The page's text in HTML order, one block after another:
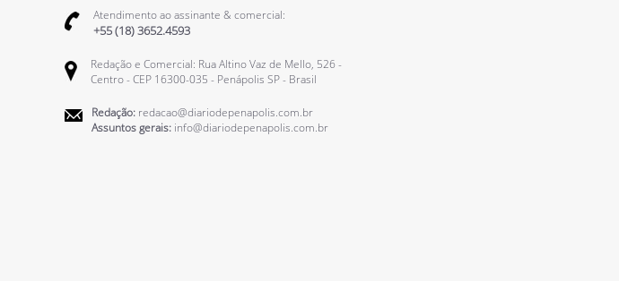
Atendimento ao assinante & comercial:
+55 (18) 3652.4593
Redação e Comercial: Rua Altino Vaz de Mello, 526 -
Centro - CEP 16300-035 - Penápolis SP - Brasil
Redação: redacao@diariodepenapolis.com.br
Assuntos gerais: info@diariodepenapolis.com.br